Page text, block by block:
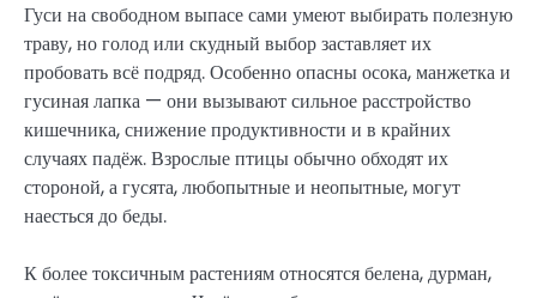
Гуси на свободном выпасе сами умеют выбирать полезную
траву, но голод или скудный выбор заставляет их
пробовать всё подряд. Особенно опасны осока, манжетка и
гусиная лапка — они вызывают сильное расстройство
кишечника, снижение продуктивности и в крайних
случаях падёж. Взрослые птицы обычно обходят их
стороной, а гусята, любопытные и неопытные, могут
наесться до беды.
К более токсичным растениям относятся белена, дурман,